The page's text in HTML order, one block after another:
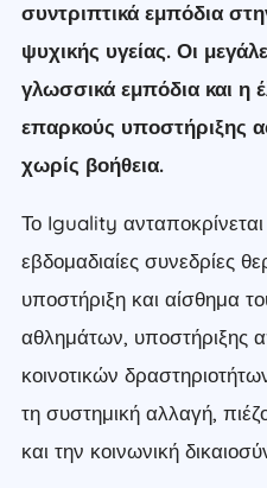
συντριπτικά εμπόδια
ψυχικής υγείας. Οι
γλωσσικά εμπόδια και η
επαρκούς υποστήριξης
χωρίς βοήθεια.
Το Iguality
εβδομαδιαίες συνεδρίες
υποστήριξη και αίσθημα
αθλημάτων, υποστήριξης
κοινοτικών
τη συστημική αλλαγή,
και την κοινωνική